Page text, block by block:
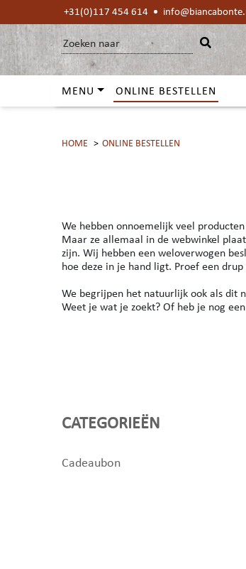
+31(0)117 454 614
MENU ONLINE BESTELLEN
HOME ONLINE BESTELLEN
We hebben onnoemelijk veel
Maar ze allemaal in de webwinkel
zijn. Wij hebben een weloverwogen
hoe deze in je hand ligt. Proef een
We begrijpen het natuurlijk ook als dit
Weet je wat je zoekt? Of heb je nog
CATEGORIEËN
Cadeaubon